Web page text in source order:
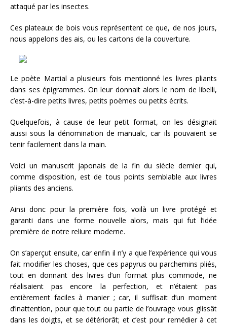
attaqué par les insectes.
Ces plateaux de bois vous représentent ce que, de nos jours,
nous appelons des ais, ou les cartons de la couverture.
Le poète Martial a plusieurs fois mentionné les livres pliants
dans ses épigrammes. On leur donnait alors le nom de libelli,
c’est-à-dire petits livres, petits poèmes ou petits écrits.
Quelquefois, à cause de leur petit format, on les désignait
aussi sous la dénomination de manualc, car ils pouvaient se
tenir facilement dans la main.
Voici un manuscrit japonais de la fin du siècle dernier qui,
comme disposition, est de tous points semblable aux livres
pliants des anciens.
Ainsi donc pour la première fois, voilà un livre protégé et
garanti dans une forme nouvelle alors, mais qui fut l’idée
première de notre reliure moderne.
On s’aperçut ensuite, car enfin il n’y a que l’expérience qui vous
fait modifier les choses, que ces papyrus ou parchemins pliés,
tout en donnant des livres d’un format plus commode, ne
réalisaient pas encore la perfection, et n’étaient pas
entièrement faciles à manier ; car, il suffisait d’un moment
d’inattention, pour que tout ou partie de l’ouvrage vous glissât
dans les doigts, et se détériorât; et c’est pour remédier à cet